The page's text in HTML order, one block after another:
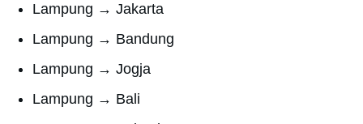
Lampung → Jakarta
Lampung → Bandung
Lampung → Jogja
Lampung → Bali